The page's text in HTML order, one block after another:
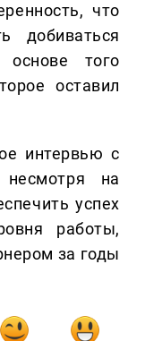
что
добиваться
основе того
оставил
интервью с
на
успех
работы,
за годы